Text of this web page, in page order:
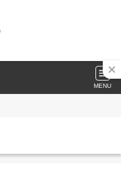
MENU